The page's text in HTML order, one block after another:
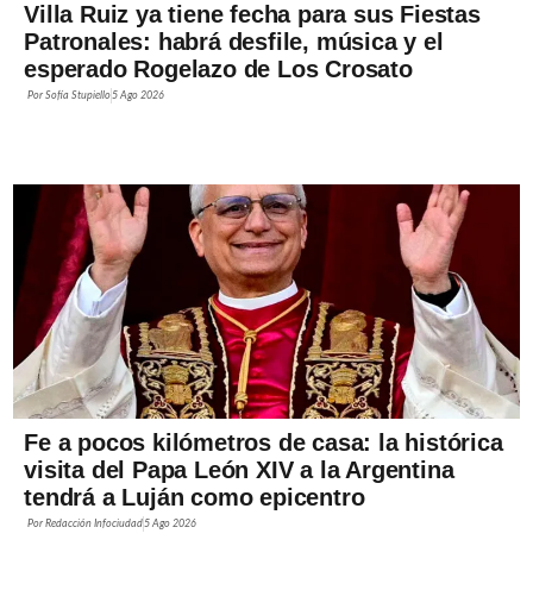
Villa Ruiz ya tiene fecha para sus Fiestas
Patronales: habrá desfile, música y el
esperado Rogelazo de Los Crosato
PorSofía Stupiello5 Ago 2026
Fe a pocos kilómetros de casa: la histórica
visita del Papa León XIV a la Argentina
tendrá a Luján como epicentro
PorRedacción Infociudad5 Ago 2026